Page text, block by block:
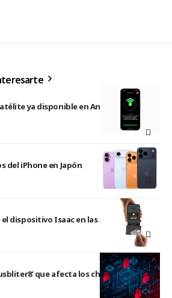
ya disponible en Andorra e
del iPhone en Japón
dispositivo Isaac en las Apple Store
que afecta los chips de Apple